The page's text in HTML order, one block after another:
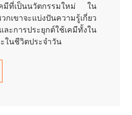
มีที่เป็นนวัตกรรมใหม่ ใน
กเขาจะแบ่งปันความรู้เกี่ยว
ละการประยุกต์ใช้เคมีทั้งใน
ในชีวิตประจำวัน